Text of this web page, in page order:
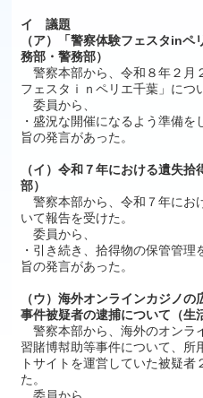
イ 議題
（ア）「警察体験フェスタin
務部・警務部）
警察本部から、令和８年２月
フェスタｉｎペリエ千葉」につ
委員から、
・盛況な開催になるよう準備を
旨の発言があった。
（イ）令和７年における遺失
部）
警察本部から、令和７年にお
いて報告を受けた。
委員から、
・引き続き、拾得物の保管管
旨の発言があった。
（ウ）海外オンラインカジノ
事件被疑者の逮捕について（生
警察本部から、海外のオンラ
習賭博幇助等事件について、所
トサイトを運営していた被疑
た。
委員から、